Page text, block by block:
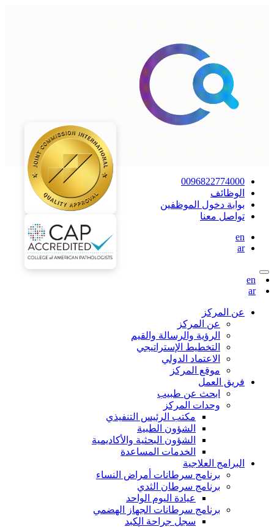
0096822774000
الوظائف
بوابة دخول الموظفين
تواصل معنا
en
ar
en
ar
عن المركز
عن المركز
الرؤية والرسالة والقيم
التخطيط الإستراتيجي
الاعتماد الدولي
موقع المركز
فريق العمل
ابحث عن طبيب
وحدات المركز
مكتب الرئيس التنفيذي
الشؤون الطبية
الشؤون البحثية والأكاديمية
الخدمات المساعدة
البرامج العلاجية
برنامج سرطانات أمراض النساء
برنامج سرطان الثدي
عيادة اليوم الواحد
برنامج سرطانات الجهاز الهضمي
سجل جراحة الكبد